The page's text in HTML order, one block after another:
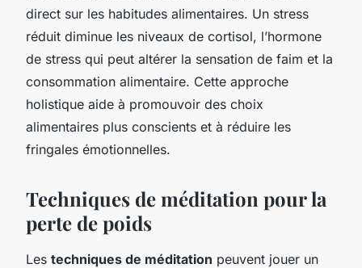
direct sur les habitudes alimentaires. Un stress
réduit diminue les niveaux de cortisol, l’hormone
de stress qui peut altérer la sensation de faim et la
consommation alimentaire. Cette approche
holistique aide à promouvoir des choix
alimentaires plus conscients et à réduire les
fringales émotionnelles.
Techniques de méditation pour la
perte de poids
Les techniques de méditation peuvent jouer un